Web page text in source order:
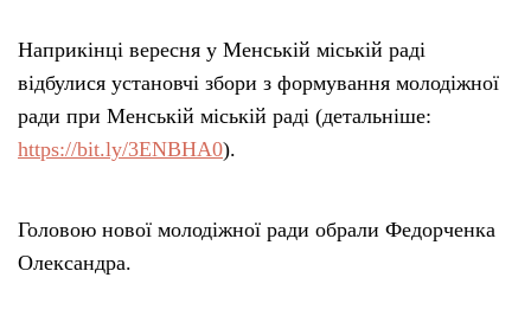
Наприкінці вересня у Менській міській раді
відбулися установчі збори з формування молодіжної
ради при Менській міській раді (детальніше:
https://bit.ly/3ENBHA0).
Головою нової молодіжної ради обрали Федорченка
Олександра.